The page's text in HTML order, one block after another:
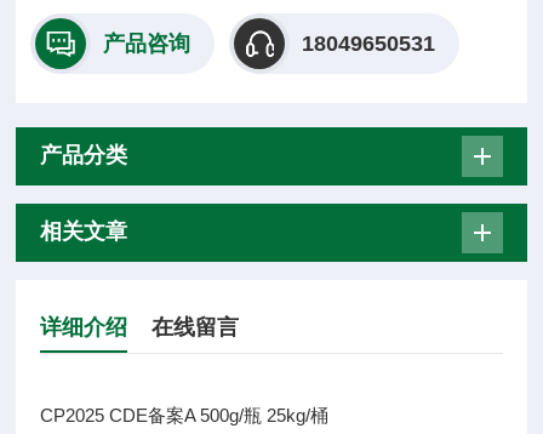
产品咨询 18049650531
产品分类
相关文章
详细介绍 在线留言
CP2025 CDE备案A 500g/瓶 25kg/桶